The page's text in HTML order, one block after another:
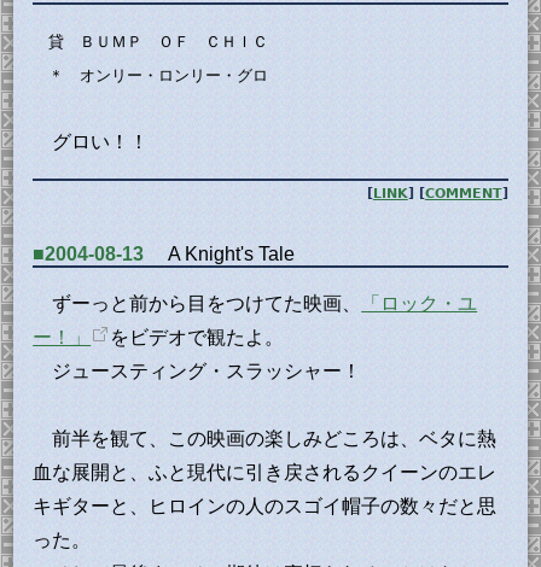
貸 ＢＵＭＰ ＯＦ ＣＨＩＣ
＊ オンリー・ロンリー・グロ
グロい！！
[LINK] [COMMENT]
■2004-08-13 A Knight's Tale
ずーっと前から目をつけてた映画、
「ロック・ユ
ー！」
をビデオで観たよ。
ジュースティング・スラッシャー！
前半を観て、この映画の楽しみどころは、ベタに熱
血な展開と、ふと現代に引き戻されるクイーンのエレ
キギターと、ヒロインの人のスゴイ帽子の数々だと思
った。